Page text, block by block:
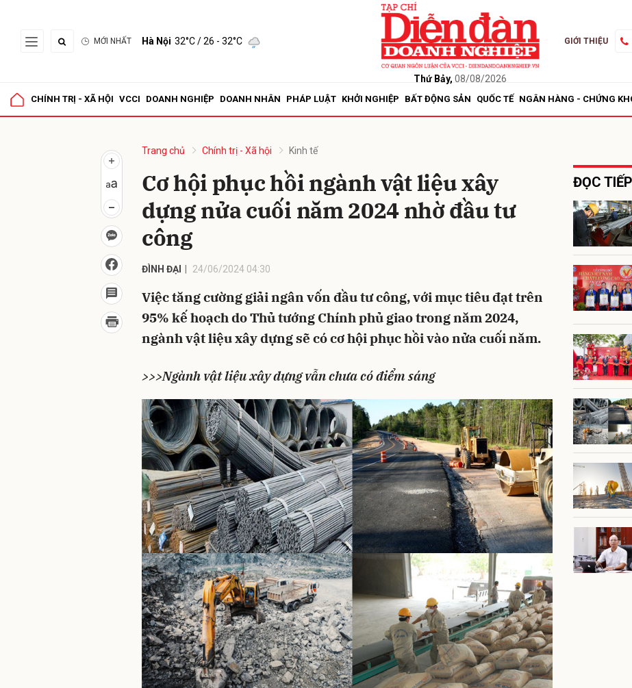
MỚI NHẤT Hà Nội 32°C/ 26 - 32°C
Thứ Bảy, 08/08/2026
GIỚI THIỆU
CHÍNH TRỊ - XÃ HỘI VCCI DOANH NGHIỆP DOANH NHÂN PHÁP LUẬT KHỞI NGHIỆP BẤT ĐỘNG SẢN QUỐC TẾ NGÂN HÀNG - CHỨNG
Trang chủ Chính trị - Xã hội Kinh tế
Cơ hội phục hồi ngành vật liệu xây
dựng nửa cuối năm 2024 nhờ đầu tư
công
ĐÌNH ĐẠI 24/06/2024 04:30
Việc tăng cường giải ngân vốn đầu tư công, với mục tiêu đạt trên
95% kế hoạch do Thủ tướng Chính phủ giao trong năm 2024,
ngành vật liệu xây dựng sẽ có cơ hội phục hồi vào nửa cuối năm.
>>>Ngành vật liệu xây dựng vẫn chưa có điểm sáng
ĐỌC TIẾP
Gửi